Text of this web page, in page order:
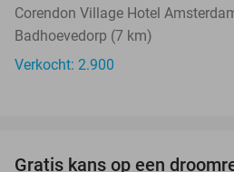
Corendon Village Hotel
Badhoevedorp (7 km)
Verkocht: 2.900
Gratis kans op een